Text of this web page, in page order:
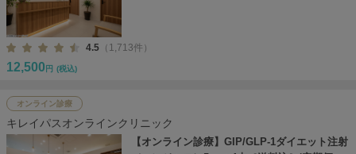
4.5 （1,713件）
12,500 円 (税込)
オンライン診療
キレイパスオンラインクリニック
【オンライン診療】GIP/GLP-1ダイエット注射